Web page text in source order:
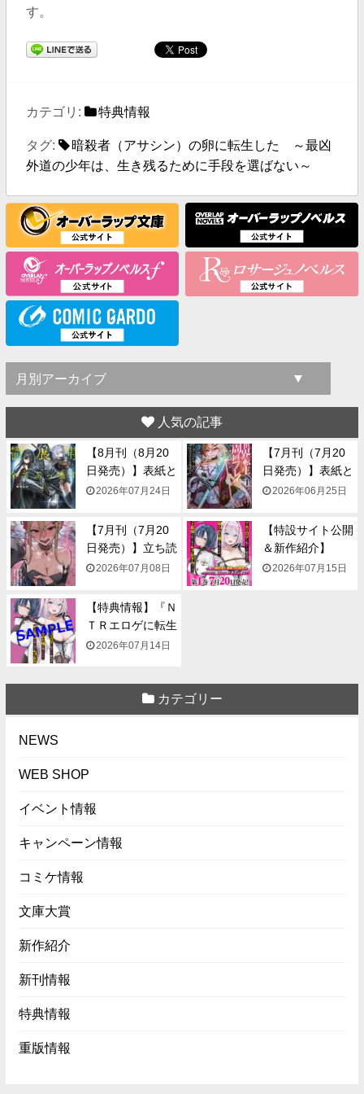
す。
カテゴリ: 特典情報
タグ:
暗殺者（アサシン）の卵に転生した ～最凶
外道の少年は、生き残るために手段を選ばない～
人気の記事
【8月刊（8月20
日発売）】表紙と
一...2026年07月24日
【7月刊（7月20
日発売）】表紙と
一...2026年06月25日
【7月刊（7月20
日発売）】立ち読
み...2026年07月08日
【特設サイト公開
＆新作紹介】
『NTR...
2026年07月15日
【特典情報】『Ｎ
ＴＲエロゲに転生
して...
2026年07月14日
カテゴリー
NEWS
WEB SHOP
イベント情報
キャンペーン情報
コミケ情報
文庫大賞
新作紹介
新刊情報
特典情報
重版情報